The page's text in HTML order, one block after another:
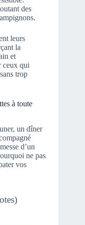
des
leurs
la
et
ceux qui
trop
à toute
un dîner
d’un
ne pas
vos